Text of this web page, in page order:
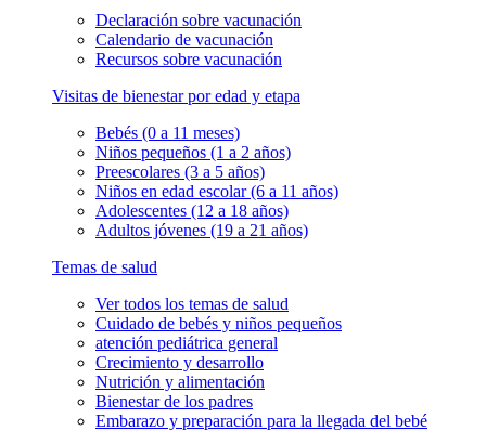
Declaración sobre vacunación
Calendario de vacunación
Recursos sobre vacunación
Visitas de bienestar por edad y etapa
Bebés (0 a 11 meses)
Niños pequeños (1 a 2 años)
Preescolares (3 a 5 años)
Niños en edad escolar (6 a 11 años)
Adolescentes (12 a 18 años)
Adultos jóvenes (19 a 21 años)
Temas de salud
Ver todos los temas de salud
Cuidado de bebés y niños pequeños
atención pediátrica general
Crecimiento y desarrollo
Nutrición y alimentación
Bienestar de los padres
Embarazo y preparación para la llegada del bebé